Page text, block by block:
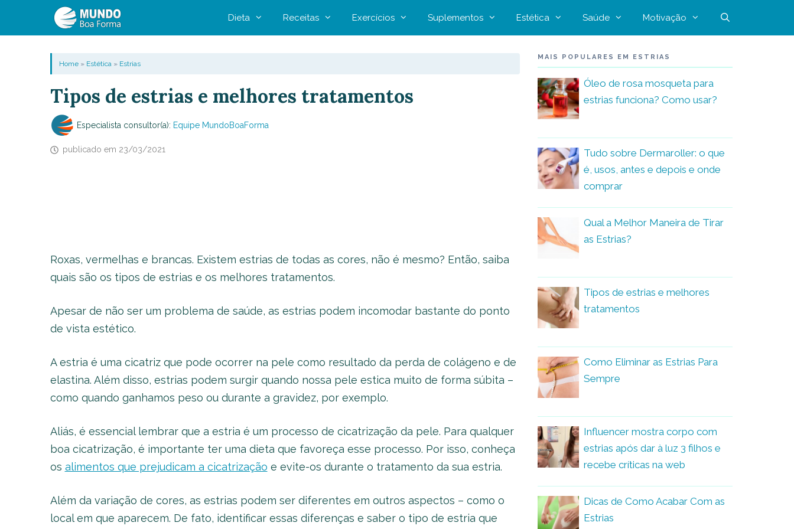
Dieta Receitas Exercícios Suplementos Estética Saúde Motivação
Home» Estética» Estrias
Tipos de estrias e melhores tratamentos
Especialista consultor(a): Equipe MundoBoaForma
publicado em 23/03/2021
Roxas, vermelhas e brancas. Existem estrias de todas as cores, não é mesmo? Então, saiba
quais são os tipos de estrias e os melhores tratamentos.
Apesar de não ser um problema de saúde, as estrias podem incomodar bastante do ponto
de vista estético.
A estria é uma cicatriz que pode ocorrer na pele como resultado da perda de colágeno e de
elastina. Além disso, estrias podem surgir quando nossa pele estica muito de forma súbita –
como quando ganhamos peso ou durante a gravidez, por exemplo.
Aliás, é essencial lembrar que a estria é um processo de cicatrização da pele. Para qualquer
boa cicatrização, é importante ter uma dieta que favoreça esse processo. Por isso, conheça
os alimentos que prejudicam a cicatrização e evite-os durante o tratamento da sua estria.
Além da variação de cores, as estrias podem ser diferentes em outros aspectos – como o
local em que aparecem. De fato, identificar essas diferenças e saber o tipo de estria que
MAIS POPULARES EM ESTRIAS
Óleo de rosa mosqueta para
estrias funciona? Como usar?
Tudo sobre Dermaroller: o que
é, usos, antes e depois e onde
comprar
Qual a Melhor Maneira de Tirar
as Estrias?
Tipos de estrias e melhores
tratamentos
Como Eliminar as Estrias Para
Sempre
Influencer mostra corpo com
estrias após dar à luz 3 filhos e
recebe críticas na web
Dicas de Como Acabar Com as
Estrias